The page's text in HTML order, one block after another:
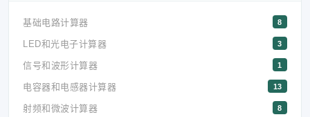
基础电路计算器 8
LED和光电子计算器 3
信号和波形计算器 1
电容器和电感器计算器 13
射频和微波计算器 8